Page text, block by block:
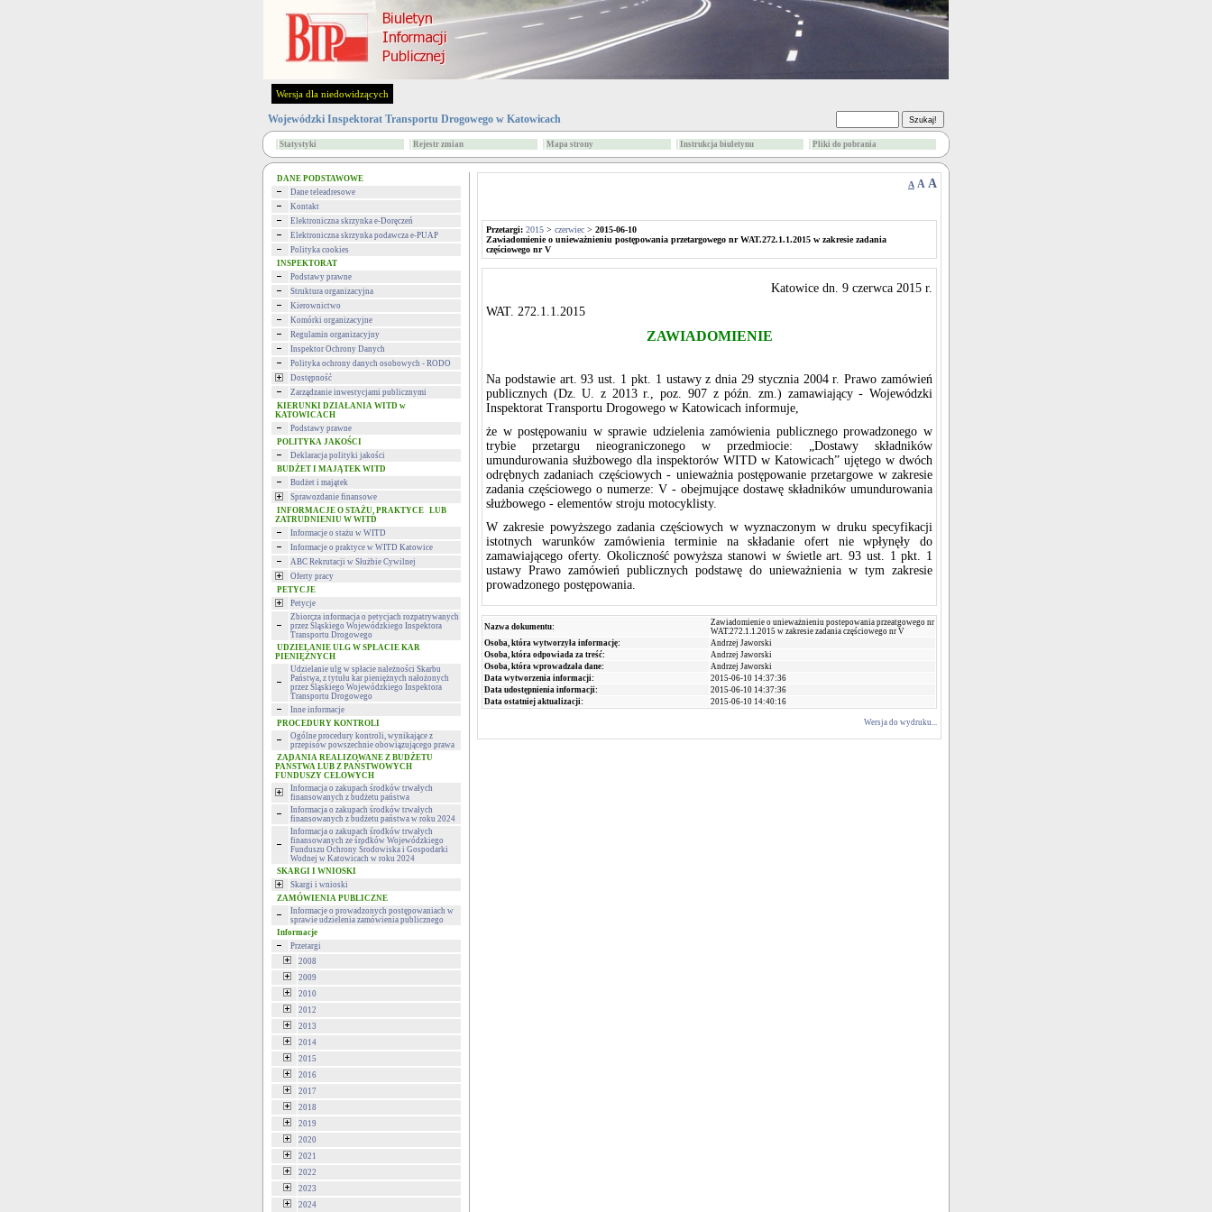
Wersja dla niedowidzących
Wojewódzki Inspektorat Transportu Drogowego w Katowicach
Statystyki Rejestr zmian Mapa strony Instrukcja biuletynu Pliki do pobrania
DANE PODSTAWOWE
Dane teleadresowe
Kontakt
Elektroniczna skrzynka e-Doręczeń
Elektroniczna skrzynka podawcza e-PUAP
Polityka cookies
INSPEKTORAT
Podstawy prawne
Struktura organizacyjna
Kierownictwo
Komórki organizacyjne
Regulamin organizacyjny
Inspektor Ochrony Danych
Polityka ochrony danych osobowych - RODO
Dostępność
Zarządzanie inwestycjami publicznymi
KIERUNKI DZIAŁANIA WITD w
KATOWICACH
Podstawy prawne
POLITYKA JAKOŚCI
Deklaracja polityki jakości
BUDŻET I MAJĄTEK WITD
Budżet i majątek
Sprawozdanie finansowe
INFORMACJE O STAŻU, PRAKTYCE LUB
ZATRUDNIENIU W WITD
Informacje o stażu w WITD
Informacje o praktyce w WITD Katowice
ABC Rekrutacji w Służbie Cywilnej
Oferty pracy
PETYCJE
Petycje
Zbiorcza informacja o petycjach rozpatrywanych
przez Śląskiego Wojewódzkiego Inspektora
Transportu Drogowego
UDZIELANIE ULG W SPŁACIE KAR
PIENIĘŻNYCH
Udzielanie ulg w spłacie należności Skarbu
Państwa, z tytułu kar pieniężnych nałożonych
przez Śląskiego Wojewódzkiego Inspektora
Transportu Drogowego
Inne informacje
PROCEDURY KONTROLI
Ogólne procedury kontroli, wynikające z
przepisów powszechnie obowiązującego prawa
ZADANIA REALIZOWANE Z BUDŻETU
PAŃSTWA LUB Z PAŃSTWOWYCH
FUNDUSZY CELOWYCH
Informacja o zakupach środków trwałych
finansowanych z budżetu państwa
Informacja o zakupach środków trwałych
finansowanych z budżetu państwa w roku 2024
Informacja o zakupach środków trwałych
finansowanych ze środków Wojewódzkiego
Funduszu Ochrony Środowiska i Gospodarki
Wodnej w Katowicach w roku 2024
SKARGI I WNIOSKI
Skargi i wnioski
ZAMÓWIENIA PUBLICZNE
Informacje o prowadzonych postępowaniach w
sprawie udzielenia zamówienia publicznego
Informacje
Przetargi
2008
2009
2010
2012
2013
2014
2015
2016
2017
2018
2019
2020
2021
2022
2023
2024
A A A
Przetargi: 2015 > czerwiec > 2015-06-10
Zawiadomienie o unieważnieniu postępowania przetargowego nr WAT.272.1.1.2015 w zakresie zadania
częściowego nr V
Katowice dn. 9 czerwca 2015 r.
WAT. 272.1.1.2015
ZAWIADOMIENIE
Na podstawie art. 93 ust. 1 pkt. 1 ustawy z dnia 29 stycznia 2004 r. Prawo zamówień
publicznych (Dz. U. z 2013 r., poz. 907 z późn. zm.) zamawiający - Wojewódzki
Inspektorat Transportu Drogowego w Katowicach informuje,
że w postępowaniu w sprawie udzielenia zamówienia publicznego prowadzonego w
trybie przetargu nieograniczonego w przedmiocie: „Dostawy składników
umundurowania służbowego dla inspektorów WITD w Katowicach” ujętego w dwóch
odrębnych zadaniach częściowych - unieważnia postępowanie przetargowe w zakresie
zadania częściowego o numerze: V - obejmujące dostawę składników umundurowania
służbowego - elementów stroju motocyklisty.
W zakresie powyższego zadania częściowych w wyznaczonym w druku specyfikacji
istotnych warunków zamówienia terminie na składanie ofert nie wpłynęły do
zamawiającego oferty. Okoliczność powyższa stanowi w świetle art. 93 ust. 1 pkt. 1
ustawy Prawo zamówień publicznych podstawę do unieważnienia w tym zakresie
prowadzonego postępowania.
Nazwa dokumentu:
Zawiadomienie o unieważnieniu postepowania przeatgowego nr
WAT.272.1.1.2015 w zakresie zadania częściowego nr V
Osoba, która wytworzyła informację:
Andrzej Jaworski
Osoba, która odpowiada za treść:
Andrzej Jaworski
Osoba, która wprowadzała dane:
Andrzej Jaworski
Data wytworzenia informacji:
2015-06-10 14:37:36
Data udostępnienia informacji:
2015-06-10 14:37:36
Data ostatniej aktualizacji:
2015-06-10 14:40:16
Wersja do wydruku...